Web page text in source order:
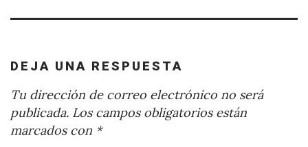
DEJA UNA RESPUESTA
Tu dirección de correo electrónico no será
publicada. Los campos obligatorios están
marcados con *